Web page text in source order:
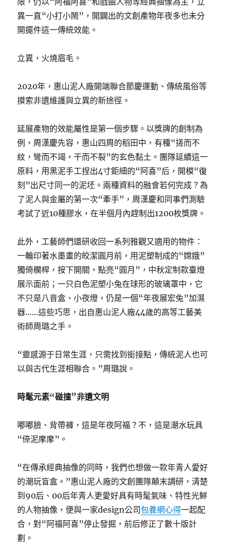
異一直“小打小鬧”，開闢出的文創產物年夜多也未分
開擺件這一傳統效能。
立異，火燒眉毛。
2020年，惠山泥人廠開端聯合節慶運動、傳統風俗等
摸索非遺維護與立異的新途徑。
延展產物的效能屬性是第一個步驟。以獎牌的創制為
例，周漢慶先容，惠山四周的稻田中，有種“搓而不
紋，彎而不竭，干而不裂”的玄色黏土。團隊延續這一
原料，用黑泥手工捏出4寸鉅細的“阿喜”后，開模“復
刻”出尺寸同一的泥坯。兩種資料的融會若何完成？為
了泥人與金屬的第一次“牽手”，周漢慶和同事們測驗
考試了近10種膠水，在半個月內趕制出1200枚獎牌。
此外，工藝師們還研收回一系列雅觀又適用的物件：
一輪印著水墨畫的皎潔圓月前，用泥塑制成的“嫦娥”
獨倚欄桿，按下開關，點亮“圓月”，中秋定制款臺燈
展示面前；一只白色泥塑小兔在球形的玻璃罩中，它
不只是八音盒、小夜燈，仍是一個“年夜展宏兔”加濕
器……這些巧思，出自惠山泥人廠44歲的高等工藝美
術師周璐之手。
“靈感源于日常生涯，只需找到銜接點，傳統泥人也可
以與古代生涯相聯合。”周璐說。
時髦元素“碰撞”非遺文明
嘟嘟臉、背帶褲，這是年夜阿福？不，這是潮水玩具
“倷泥摩摩”。
“在傳承經典抽像的同時，我們也想做一款年青人愛好
的潮玩盲盒。”惠山泥人廠的文創團隊顛末調研，清楚
到90后、00后年青人更愛好具有時髦氣味、特性光鮮
的人物抽像，便與一家design公司包養網心得一起配
合，對“阿福阿喜”停止發掘，前后修正了數十版計
劃。